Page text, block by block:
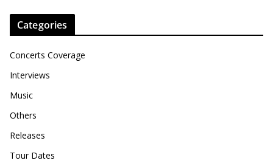
Categories
Concerts Coverage
Interviews
Music
Others
Releases
Tour Dates